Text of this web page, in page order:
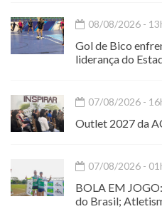
08/08/2026 -
Gol de Bico
liderança do
07/08/2026 -
Outlet 2027 da
07/08/2026 -
BOLA EM
do Brasil;